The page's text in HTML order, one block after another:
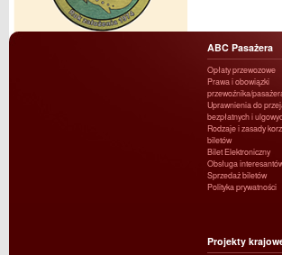
ABC Pasażera
Opłaty przewozowe
Prawa i obowiązki
przewoźnika/
Uprawnienia do
bezpłatnych i
Rodzaje i zasady
biletów
Bilet Elektroniczny
Obsługa
Sprzedaż biletów
Polityka prywatności
Projekty